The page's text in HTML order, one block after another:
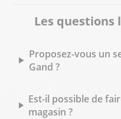
Les questions
Proposez-vous un
Gand ?
Est-il possible de
magasin ?